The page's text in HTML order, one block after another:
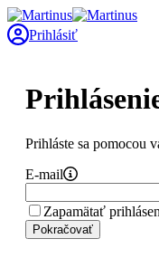
Prihlásiť
Prihláste sa pomocou
E-mail
Zapamätať
Pokračovať